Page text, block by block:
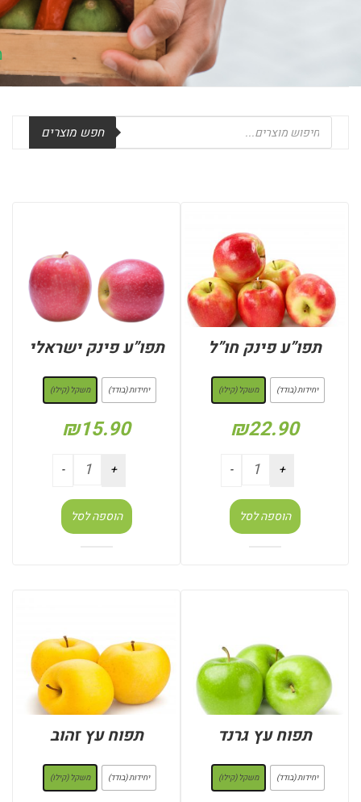
search
חפש מוצרים
תפו”ע פינק חו”ל
יחידות (בודד) משקל (קילו)
₪22.90
הוספה לסל
תפו”ע פינק ישראלי
יחידות (בודד) משקל (קילו)
₪15.90
הוספה לסל
תפוח עץ גרנד
יחידות (בודד) משקל (קילו)
תפוח עץ זהוב
יחידות (בודד) משקל (קילו)